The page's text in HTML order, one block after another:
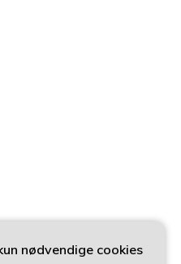
nødvendige cookies